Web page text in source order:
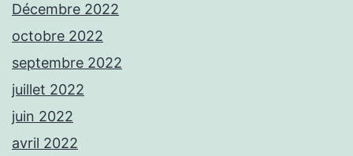
Décembre 2022
octobre 2022
septembre 2022
juillet 2022
juin 2022
avril 2022